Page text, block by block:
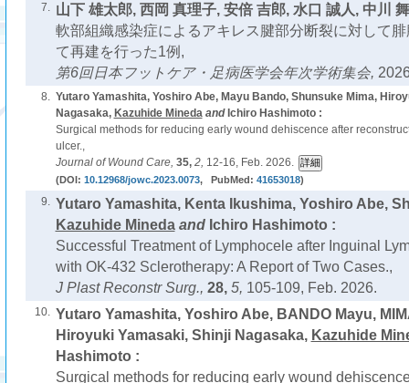
7. 山下 雄太郎, 西岡 真理子, 安倍 吉郎, 水口 誠人, 中川
軟部組織感染症によるアキレス腱部分断裂に対して
て再建を行った1例,
第6回日本フットケア・足病医学会年次学術集会,
8. Yutaro Yamashita, Yoshiro Abe, Mayu Bando, Shunsuke Mima,
Nagasaka, Kazuhide Minedaand Ichiro Hashimoto :
Surgical methods for reducing early wound dehiscence after
ulcer.,
Journal of Wound Care, 35, 2, 12-16, Feb. 2026.
(DOI: 10.12968/jowc.2023.0073, PubMed: 41653018)
9. Yutaro Yamashita, Kenta Ikushima, Yoshiro Abe,
Kazuhide Minedaand Ichiro Hashimoto :
Successful Treatment of Lymphocele after Inguinal
with OK-432 Sclerotherapy: A Report of Two Cases.,
J Plast Reconstr Surg., 28, 5, 105-109, Feb. 2026.
10. Yutaro Yamashita, Yoshiro Abe, BANDO Mayu,
Hiroyuki Yamasaki, Shinji Nagasaka, Kazuhide
Hashimoto :
Surgical methods for reducing early wound